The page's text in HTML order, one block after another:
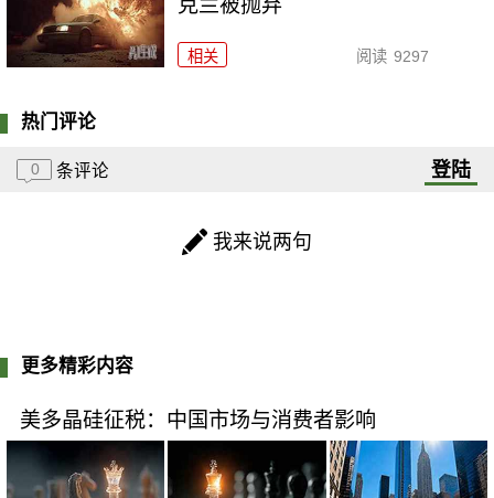
克兰被抛弃
相关 阅读 9297
热门评论
0 条评论 登陆
我来说两句
更多精彩内容
美多晶硅征税：中国市场与消费者影响